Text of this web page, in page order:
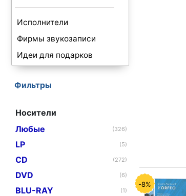
Исполнители
Фирмы звукозаписи
Идеи для подарков
Фильтры
Носители
Любые
(326)
LP (5)
CD (272)
DVD (6)
BLU-RAY (1)
-8%